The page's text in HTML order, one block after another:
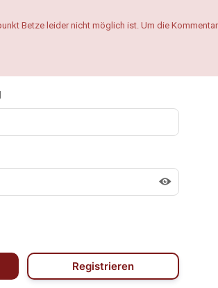
Betze leider nicht möglich ist. Um die
Registrieren